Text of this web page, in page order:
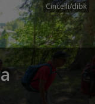
Cincelli/dibk